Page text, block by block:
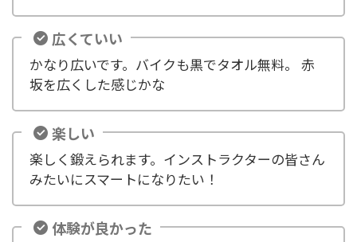
広くていい
かなり広いです。バイクも黒でタオル無料。 赤
坂を広くした感じかな
楽しい
楽しく鍛えられます。インストラクターの皆さん
みたいにスマートになりたい！
体験が良かった